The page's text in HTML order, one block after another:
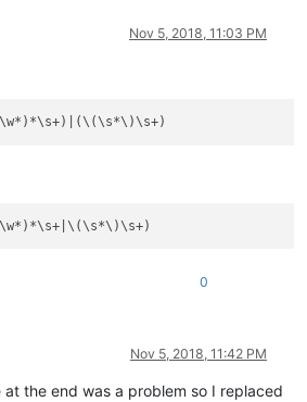
Nov 5, 2018, 11:03 PM
0
Nov 5, 2018, 11:42 PM
the end was a problem so I replaced